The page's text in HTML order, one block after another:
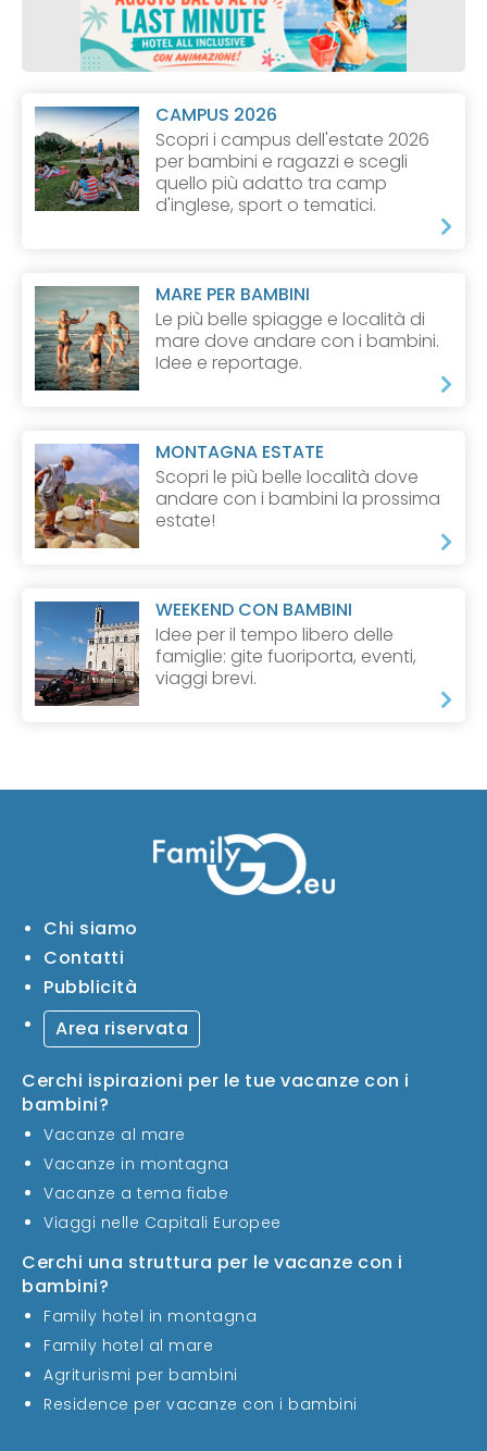
CAMPUS 2026
Scopri i campus dell'estate 2026
per bambini e ragazzi e scegli
quello più adatto tra camp
d'inglese, sport o tematici.
MARE PER BAMBINI
Le più belle spiagge e località di
mare dove andare con i bambini.
Idee e reportage.
MONTAGNA ESTATE
Scopri le più belle località dove
andare con i bambini la prossima
estate!
WEEKEND CON BAMBINI
Idee per il tempo libero delle
famiglie: gite fuoriporta, eventi,
viaggi brevi.
Chi siamo
Contatti
Pubblicità
Area riservata
Cerchi ispirazioni per le tue vacanze con i
bambini?
Vacanze al mare
Vacanze in montagna
Vacanze a tema fiabe
Viaggi nelle Capitali Europee
Cerchi una struttura per le vacanze con i
bambini?
Family hotel in montagna
Family hotel al mare
Agriturismi per bambini
Residence per vacanze con i bambini